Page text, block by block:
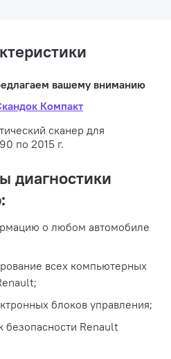
вашему вниманию
Компакт
сканер для
по 2015 г.
диагностики
о любом автомобиле
всех компьютерных
блоков управления;
безопасности Renault